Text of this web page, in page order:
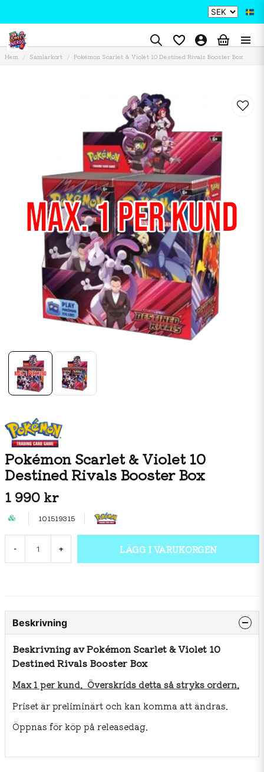
Hem Samlarkort Pokémon Scarlet & Violet 10 Destined Rivals Booster Box
Pokémon Scarlet & Violet 10
Destined Rivals Booster Box
1 990 kr
101519315
- + LÄGG I VARUKORGEN
Beskrivning
Beskrivning av Pokémon Scarlet & Violet 10
Destined Rivals Booster Box
Max 1 per kund. Överskrids detta så stryks ordern.
Priset är preliminärt och kan komma att ändras.
Öppnas för köp på releasedag.